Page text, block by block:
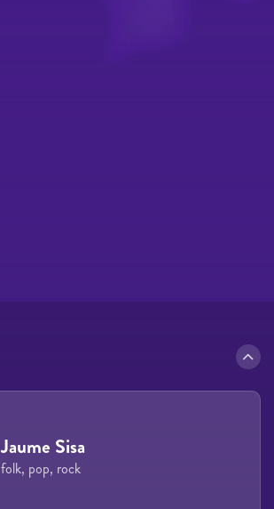
Jaume Sisa
folk, pop, rock